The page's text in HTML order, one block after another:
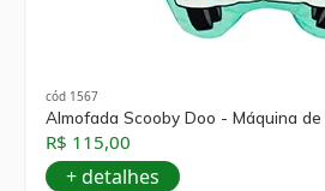
cód 1567
Almofada Scooby Doo - Máquina de
R$ 115,00
+ detalhes